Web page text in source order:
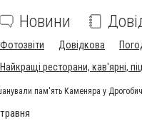
Новини
Фотозвіти Довідкова
Найкращі ресторани, кав'ярні,
пам'ять Каменяра у